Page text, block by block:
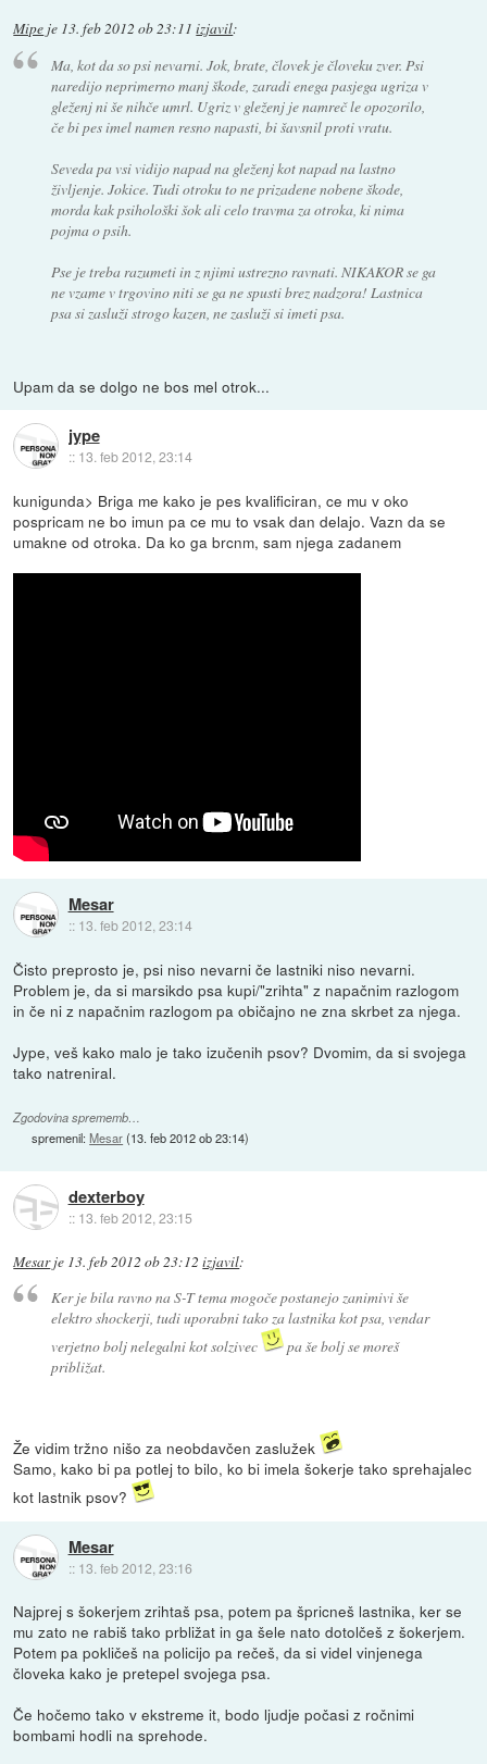
Mipe je 13. feb 2012 ob 23:11 izjavil:
Ma, kot da so psi nevarni. Jok, brate, človek je človeku zver. Psi
naredijo neprimerno manj škode, zaradi enega pasjega ugriza v
gleženj ni še nihče umrl. Ugriz v gleženj je namreč le opozorilo,
če bi pes imel namen resno napasti, bi šavsnil proti vratu.
Seveda pa vsi vidijo napad na gleženj kot napad na lastno
življenje. Jokice. Tudi otroku to ne prizadene nobene škode,
morda kak psihološki šok ali celo travma za otroka, ki nima
pojma o psih.
Pse je treba razumeti in z njimi ustrezno ravnati. NIKAKOR se ga
ne vzame v trgovino niti se ga ne spusti brez nadzora! Lastnica
psa si zasluži strogo kazen, ne zasluži si imeti psa.
Upam da se dolgo ne bos mel otrok...
jype
:: 13. feb 2012, 23:14
kunigunda> Briga me kako je pes kvalificiran, ce mu v oko
pospricam ne bo imun pa ce mu to vsak dan delajo. Vazn da se
umakne od otroka. Da ko ga brcnm, sam njega zadanem
Mesar
:: 13. feb 2012, 23:14
Čisto preprosto je, psi niso nevarni če lastniki niso nevarni.
Problem je, da si marsikdo psa kupi/"zrihta" z napačnim razlogom
in če ni z napačnim razlogom pa običajno ne zna skrbet za njega.
Jype, veš kako malo je tako izučenih psov? Dvomim, da si svojega
tako natreniral.
Zgodovina sprememb…
spremenil:Mesar(13. feb 2012 ob 23:14)
dexterboy
:: 13. feb 2012, 23:15
Mesarje 13. feb 2012 ob 23:12 izjavil:
Ker je bila ravno na S-T tema mogoče postanejo zanimivi še
elektro shockerji, tudi uporabni tako za lastnika kot psa, vendar
verjetno bolj nelegalni kot solzivec
pa še bolj se moreš
približat.
Že vidim tržno nišo za neobdavčen zaslužek
Samo, kako bi pa potlej to bilo, ko bi imela šokerje tako sprehajalec
kot lastnik psov?
Mesar
:: 13. feb 2012, 23:16
Najprej s šokerjem zrihtaš psa, potem pa špricneš lastnika, ker se
mu zato ne rabiš tako prbližat in ga šele nato dotolčeš z šokerjem.
Potem pa pokličeš na policijo pa rečeš, da si videl vinjenega
človeka kako je pretepel svojega psa.
Če hočemo tako v ekstreme it, bodo ljudje počasi z ročnimi
bombami hodli na sprehode.